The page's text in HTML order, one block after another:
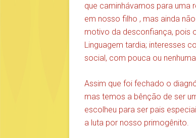
que caminhávamos para uma
em nosso filho , mas ainda
motivo da desconfiança, pois
Linguagem tardia; interesses
social, com pouca ou
Assim que foi fechado o
mas temos a bênção de ser
escolheu para ser pais
a luta por nosso primogênito.